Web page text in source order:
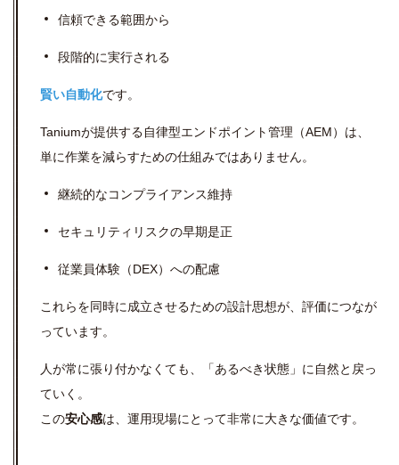
信頼できる範囲から
段階的に実行される
賢い自動化です。
Taniumが提供する自律型エンドポイント管理（AEM）は、
単に作業を減らすための仕組みではありません。
継続的なコンプライアンス維持
セキュリティリスクの早期是正
従業員体験（DEX）への配慮
これらを同時に成立させるための設計思想が、評価につなが
っています。
人が常に張り付かなくても、「あるべき状態」に自然と戻っ
ていく。
この安心感は、運用現場にとって非常に大きな価値です。